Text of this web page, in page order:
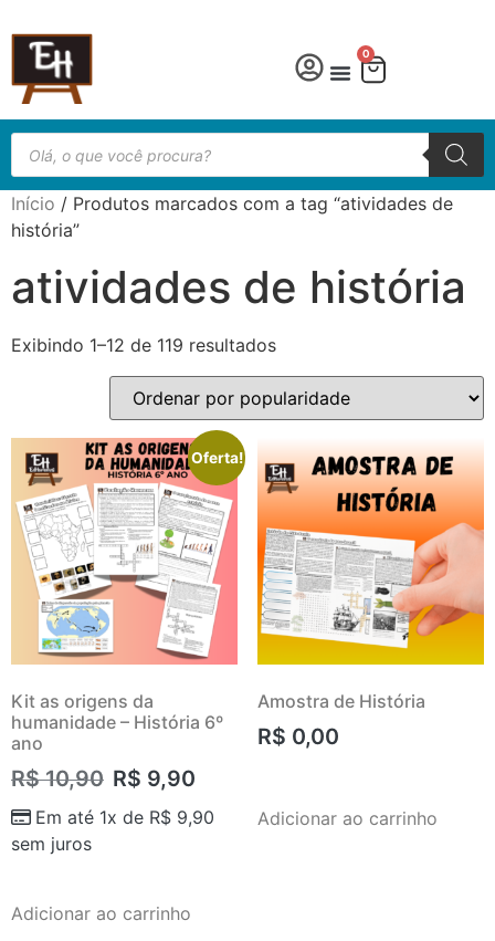
0
Início / Produtos marcados com a tag “atividades de
história”
atividades de história
Exibindo 1–12 de 119 resultados
Oferta!
Kit as origens da
humanidade – História 6º
ano
R$10,90 R$ 9,90
Em até 1x de R$ 9,90
sem juros
Adicionar ao carrinho
Amostra de História
R$ 0,00
Adicionar ao carrinho